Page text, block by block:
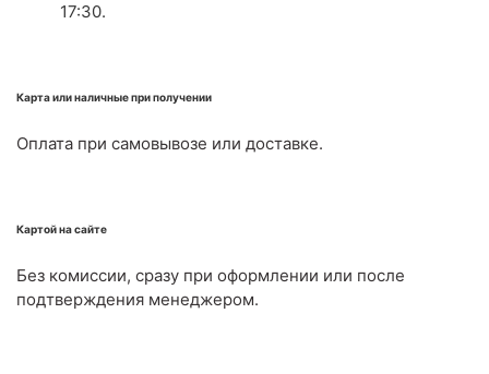
17:30.
Карта или наличные при получении
Оплата при самовывозе или доставке.
Картой на сайте
Без комиссии, сразу при оформлении или после
подтверждения менеджером.